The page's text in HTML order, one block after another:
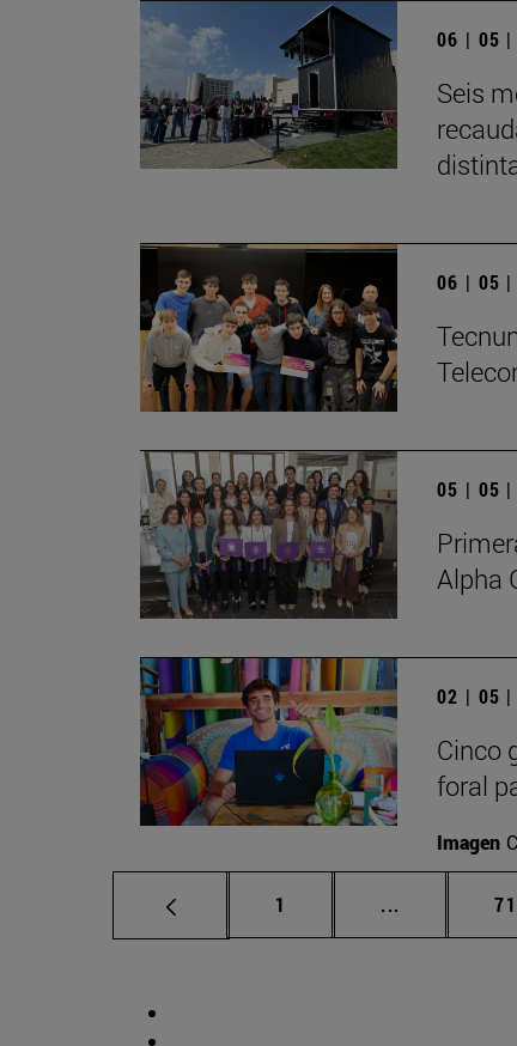
06 | 05 |
Seis
06 | 05 |
05 | 05 |
Alpha
02 | 05 |
Cinco
foral
Imagen
Página
1 ... Páginas 71